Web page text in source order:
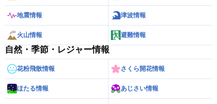
地震情報 津波情報
火山情報 避難情報
自然・季節・レジャー情報
花粉飛散情報 さくら開花情報
ほたる情報 あじさい情報